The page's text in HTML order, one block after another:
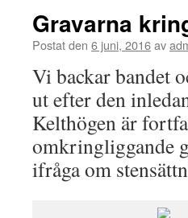
Gravarna
Postat den 6 juni, 2016av
Vi backar bandet
ut efter den
Kelthögen är
omkringliggande
ifråga om